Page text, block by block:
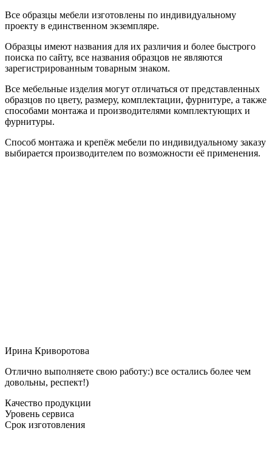
Все образцы мебели изготовлены по индивидуальному
проекту в единственном экземпляре.
Образцы имеют названия для их различия и более быстрого
поиска по сайту, все названия образцов не являются
зарегистрированным товарным знаком.
Все мебельные изделия могут отличаться от представленных
образцов по цвету, размеру, комплектации, фурнитуре, а также
способами монтажа и производителями комплектующих и
фурнитуры.
Способ монтажа и крепёж мебели по индивидуальному заказу
выбирается производителем по возможности её применения.
Ирина Криворотова
Отлично выполняете свою работу:) все остались более чем
довольны, респект!)
Качество продукции
Уровень сервиса
Срок изготовления